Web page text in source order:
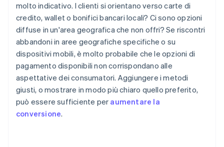
molto indicativo. I clienti si orientano verso carte di
credito, wallet o bonifici bancari locali? Ci sono opzioni
diffuse in un'area geografica che non offri? Se riscontri
abbandoni in aree geografiche specifiche o su
dispositivi mobili, è molto probabile che le opzioni di
pagamento disponibili non corrispondano alle
aspettative dei consumatori. Aggiungere i metodi
giusti, o mostrare in modo più chiaro quello preferito,
può essere sufficiente per aumentare la
conversione.